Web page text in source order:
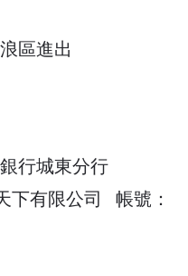
區進出
行城東分行
下有限公司 帳號：
公司、帳號：108-
動最終解釋權及修
出發日) 通知取